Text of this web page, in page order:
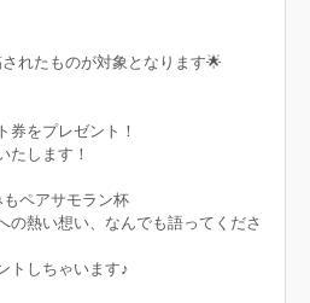
れたものが対象となります🌟
券をプレゼント！
たします！
ペアサモラン杯
の熱い想い、なんでも語ってくださ
トしちゃいます♪